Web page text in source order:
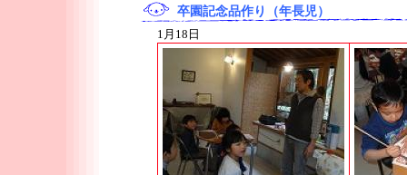
卒園記念品作り（年長児）
1月18日